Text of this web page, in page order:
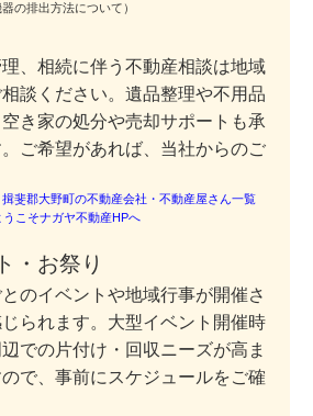
の排出方法について）
、相続に伴う不動産相談は地域
談ください。遺品整理や不用品
き家の処分や売却サポートも承
ご希望があれば、当社からのご
揖斐郡大野町の不動産会社・不動産屋さん一覧
こそナガヤ不動産HPへ
・お祭り
のイベントや地域行事が開催さ
られます。大型イベント開催時
での片付け・回収ニーズが高ま
で、事前にスケジュールをご確